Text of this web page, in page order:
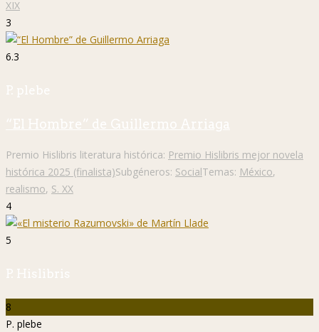
XIX
3
6.3
P. plebe
“El Hombre” de Guillermo Arriaga
Premio Hislibris literatura histórica: Premio Hislibris mejor novela
histórica 2025 (finalista)Subgéneros: SocialTemas: México,
realismo, S. XX
4
5
P. Hislibris
8
P. plebe